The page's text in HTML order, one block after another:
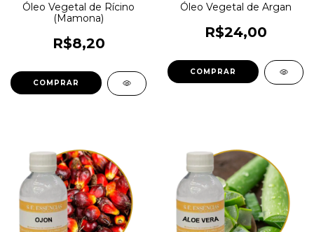
Óleo Vegetal de Rícino
(Mamona)
R$8,20
COMPRAR
Óleo Vegetal de Argan
R$24,00
COMPRAR